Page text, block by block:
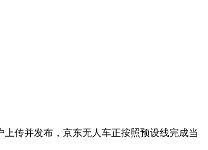
传并发布，京东无人车正按照预设线完成当